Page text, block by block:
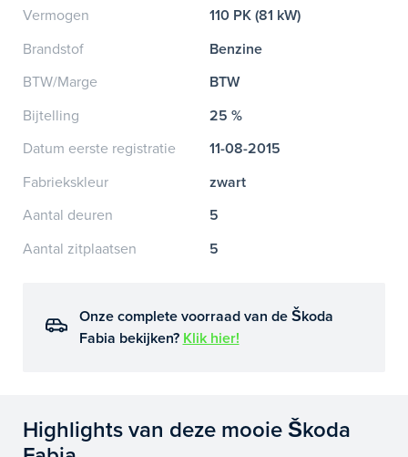
Vermogen
110 PK (81 kW)
Brandstof
Benzine
BTW/Marge
BTW
Bijtelling
25 %
Datum eerste registratie
11-08-2015
Fabriekskleur
zwart
Aantal deuren
5
Aantal zitplaatsen
5
Onze complete voorraad van de Škoda
Fabia bekijken? Klik hier!
Highlights van deze mooie Škoda